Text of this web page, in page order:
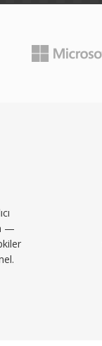
—